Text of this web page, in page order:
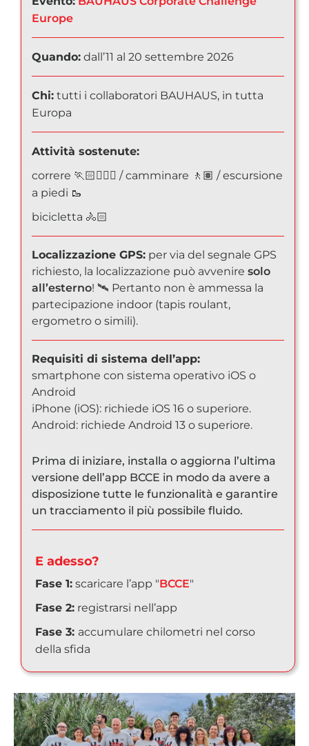
Europe
Quando:dall’11 al 20 settembre 2026
Chi:tutti i collaboratori BAUHAUS, in tutta
Europa
Attività sostenute:
correre 🏃🏻🏃🏽‍♀️ / camminare 🚶🏽 / escursione
a piedi 🥾
bicicletta 🚴🏻
Localizzazione GPS:per via del segnale GPS
richiesto, la localizzazione può avvenire solo
all’esterno! 🛰️ Pertanto non è ammessa la
partecipazione indoor (tapis roulant,
ergometro o simili).
Requisiti di sistema dell’app:
smartphone con sistema operativo iOS o
Android
iPhone (iOS): richiede iOS 16 o superiore.
Android: richiede Android 13 o superiore.
Prima di iniziare, installa o aggiorna l’ultima
versione dell’app BCCE in modo da avere a
disposizione tutte le funzionalità e garantire
un tracciamento il più possibile fluido.
E adesso?
Fase 1:scaricare l’app "BCCE"
Fase 2:registrarsi nell’app
Fase 3: accumulare chilometri nel corso
della sfida